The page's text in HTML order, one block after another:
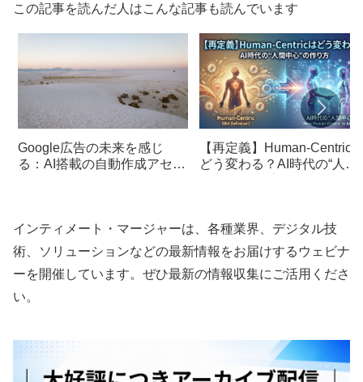
この記事を読んだ人はこんな記事も読んでいます
Google広告の未来を感じ
る：AI搭載の自動作成アセッ
【再定義】Human-Centric
どう変わる？AI時代の“人間
インティメート・マージャーは、各種業界、デジタル技
術、ソリューションなどの最新情報をお届けするウェビナ
ーを開催しています。ぜひ最新の情報収集にご活用くださ
い。